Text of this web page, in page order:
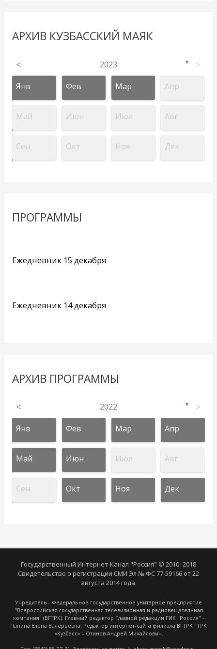
АРХИВ КУЗБАССКИЙ МАЯК
< 2023 ▼ >
Янв Фев Мар Апр
Май Июн Июл Авг
Сен Окт Ноя Дек
ПРОГРАММЫ
Ежедневник 15 декабря
Ежедневник 14 декабря
АРХИВ ПРОГРАММЫ
< 2022 ▼ >
Янв Фев Мар Апр
Май Июн Июл Авг
Сен Окт Ноя Дек
Государственный Интернет-Канал "Россия" © 2010–2018
Свидетельство о регистрации СМИ Эл № ФС 77-59166 от 22
августа 2014 года.
Учредитель - Федеральное государственное унитарное предприятие
"Всероссийская государственная телевизионная и радиовещательная
компания" (ВГТРК). Главный редактор Главной редакции ГИК "Россия" -
Панина Елена Валерьевна. Редактор интернет-сайта филиала ВГТРК ГТРК
«Кузбасс» – Отинов Андрей Михайлович.